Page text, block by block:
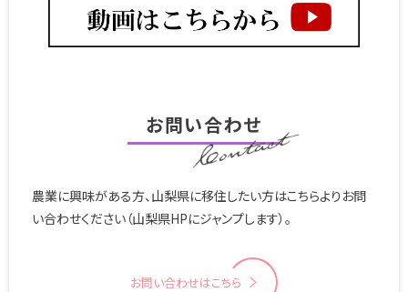
お問い合わせ
農業に興味がある方、山梨県に移住したい方はこちらよりお問
い合わせください（山梨県HPにジャンプします）。
お問い合わせはこちら